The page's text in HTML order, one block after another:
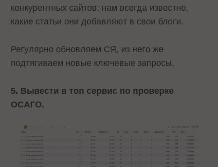
конкурентных сайтов: нам всегда известно,
какие статьи они добавляют в свои блоги.
Регулярно обновляем СЯ, из него же
подтягиваем новые ключевые запросы.
5. Вывести в топ сервис по проверке
ОСАГО.